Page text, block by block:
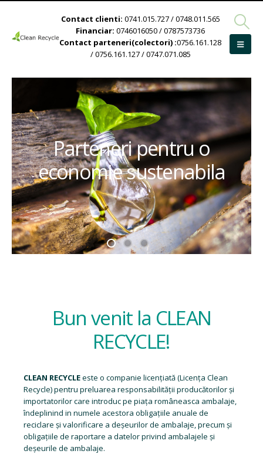
Contact clienti: 0741.015.727 / 0748.011.565
Financiar: 0746016050 / 0787573736
Contact parteneri(colectori) :0756.161.128
/ 0756.161.127 / 0747.071.085
Parteneri pentru o
economie sustenabila
Bun venit la CLEAN
RECYCLE!
CLEAN RECYCLEeste o companie licențiată (Licența Clean
Recycle) pentru preluarea responsabilității producătorilor și
importatorilor care introduc pe piața româneasca ambalaje,
îndeplinind in numele acestora obligațiile anuale de
reciclare și valorificare a deșeurilor de ambalaje, precum și
obligațiile de raportare a datelor privind ambalajele și
deșeurile de ambalaje.